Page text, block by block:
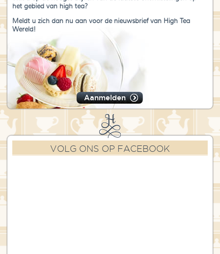
het gebied van high tea?
Meldt u zich dan nu aan voor de nieuwsbrief van High Tea
Wereld!
Aanmelden
VOLG ONS OP FACEBOOK